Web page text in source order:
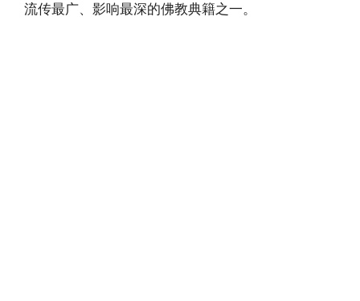
流传最广、影响最深的佛教典籍之一。